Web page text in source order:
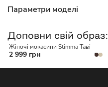
Параметри моделі
Доповни свій образ:
Жіночі мокасини Stimma Таві
2 999 грн